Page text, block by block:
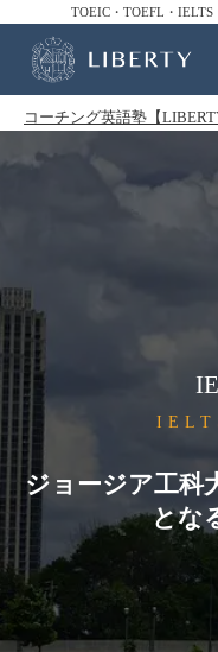
TOEIC・TOEFL・
コーチング英語塾【
ジョージア工科
とな